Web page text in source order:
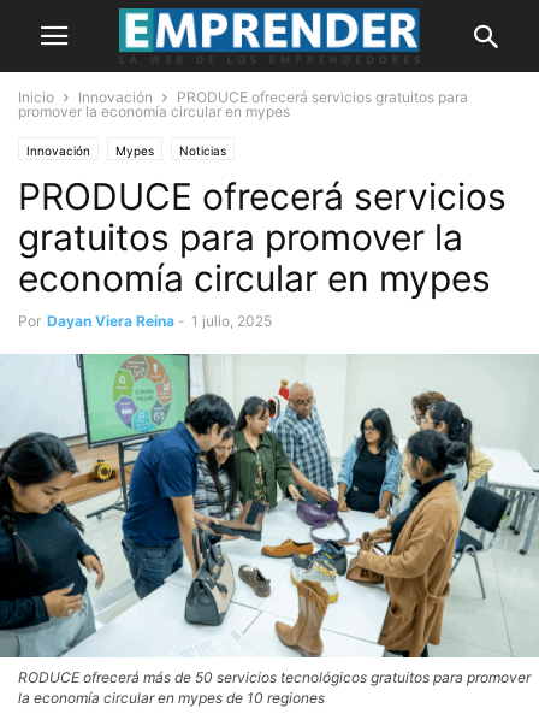
Inicio Innovación
PRODUCE ofrecerá servicios gratuitos para
promover la economía circular en mypes
Innovación Mypes Noticias
PRODUCE ofrecerá servicios
gratuitos para promover la
economía circular en mypes
Por Dayan Viera Reina - 1 julio, 2025
RODUCE ofrecerá más de 50 servicios tecnológicos gratuitos para promover
la economía circular en mypes de 10 regiones